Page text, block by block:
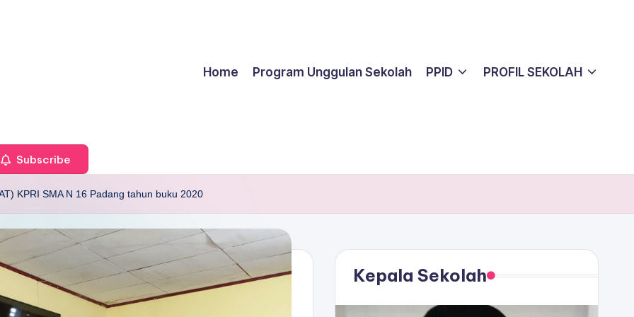
Home Program Unggulan Sekolah PPID PROFIL SEKOLAH
Subscribe
KPRI SMA N 16 Padang tahun buku 2020
Kepala Sekolah